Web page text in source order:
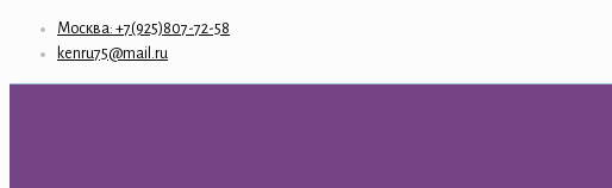
Москва: +7(925)807-72-58
kenru75@mail.ru